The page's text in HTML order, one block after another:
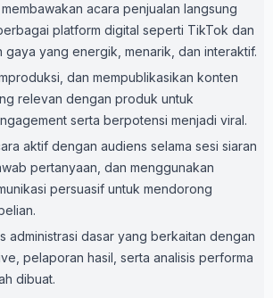
acara penjualan langsung
platform digital seperti TikTok dan
yang energik, menarik, dan interaktif.
dan mempublikasikan konten
relevan dengan produk untuk
serta berpotensi menjadi viral.
aktif dengan audiens selama sesi siaran
pertanyaan, dan menggunakan
persuasif untuk mendorong
administrasi dasar yang berkaitan dengan
pelaporan hasil, serta analisis performa
dibuat.